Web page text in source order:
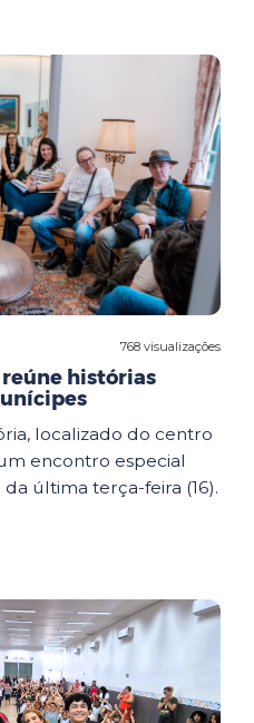
768 visualizações
reúne histórias
localizado do centro
encontro especial
última terça-feira (16).